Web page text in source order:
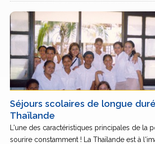
Séjours scolaires de longue
Thaïlande
L'une des caractéristiques principales de la
sourire constamment ! La Thaïlande est à